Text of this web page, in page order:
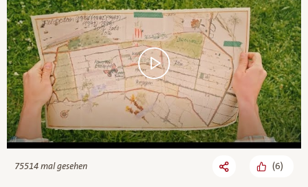
75514 mal gesehen (6)